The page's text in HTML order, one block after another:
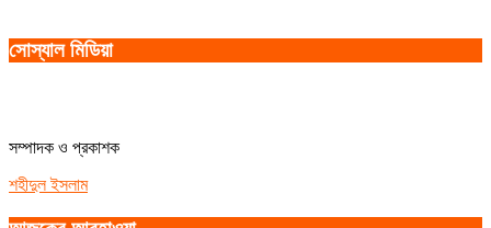
সোস্যাল মিডিয়া
সম্পাদক ও প্রকাশক
শহীদুল ইসলাম